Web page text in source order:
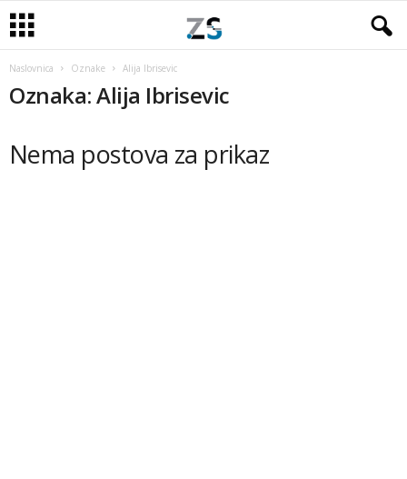
Naslovnica Oznake Alija Ibrisevic
Oznaka: Alija Ibrisevic
Nema postova za prikaz